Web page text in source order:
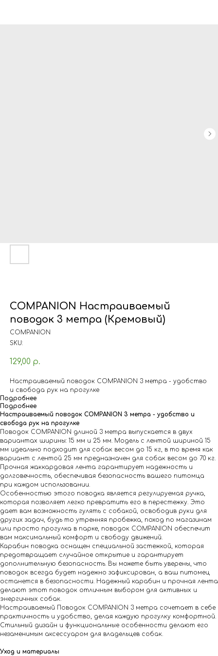
COMPANION Настраиваемый
поводок 3 метра (Кремовый)
COMPANION
SKU:
129,00 р.
Настраиваемый поводок COMPANION 3 метра - удобство
и свобода рук на прогулке
Подробнее
Подробнее
Настраиваемый поводок COMPANION 3 метра - удобство и
свобода рук на прогулке
Поводок COMPANION длиной 3 метра выпускается в двух
вариантах ширины: 15 мм и 25 мм. Модель с лентой шириной 15
мм идеально подходит для собак весом до 15 кг, в то время как
вариант с лентой 25 мм предназначен для собак весом до 70 кг.
Прочная жаккардовая лента гарантирует надежность и
долговечность, обеспечивая безопасность вашего питомца
при каждом использовании.
Особенностью этого поводка является регулируемая ручка,
которая позволяет легко превратить его в перестежку. Это
дает вам возможность гулять с собакой, освободив руки для
других задач, будь то утренняя пробежка, поход по магазинам
или просто прогулка в парке, поводок COMPANION обеспечит
вам максимальный комфорт и свободу движений.
Карабин поводка оснащен специальной застежкой, которая
предотвращает случайное открытие и гарантирует
дополнительную безопасность. Вы можете быть уверены, что
поводок всегда будет надежно зафиксирован, а ваш питомец
останется в безопасности. Надежный карабин и прочная лента
делают этот поводок отличным выбором для активных и
энергичных собак.
Настраиваемый Поводок COMPANION 3 метра сочетает в себе
практичность и удобство, делая каждую прогулку комфортной.
Стильный дизайн и функциональные особенности делают его
незаменимым аксессуаром для владельцев собак.
Уход и материалы